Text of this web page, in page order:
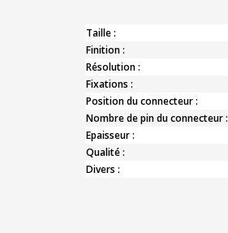
Taille :
Finition :
Résolution :
Fixations :
Position du connecteur :
Nombre de pin du connecteur :
Epaisseur :
Qualité :
Divers :